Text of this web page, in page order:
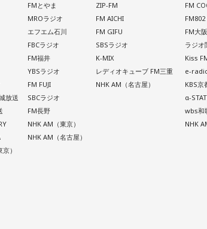
放送
）
FMとやま
MROラジオ
エフエム石川
FBCラジオ
FM福井
YBSラジオ
FM FUJI
SBCラジオ
FM長野
NHK AM（東京）
NHK AM（名古屋）
ZIP-FM
FM AICHI
FM GIFU
SBSラジオ
K-MIX
レディオキューブ FM三重
NHK AM（名古屋）
FM
FM802
FM大阪
ラジオ
Kiss
e-
KBS京
α-
wbs和
NHK